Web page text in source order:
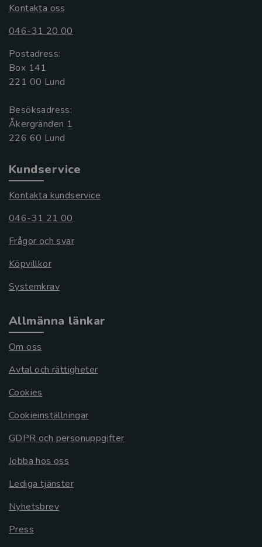
Kontakta oss
046-31 20 00
Postadress:
Box 141
221 00 Lund
Besöksadress:
Åkergränden 1
Kundservice
Kontakta kundservice
046-31 21 00
Frågor och svar
Köpvillkor
Systemkrav
Allmänna länkar
Om oss
Avtal och rättigheter
Cookies
Cookieinställningar
GDPR och personuppgifter
Jobba hos oss
Lediga tjänster
Nyhetsbrev
Press